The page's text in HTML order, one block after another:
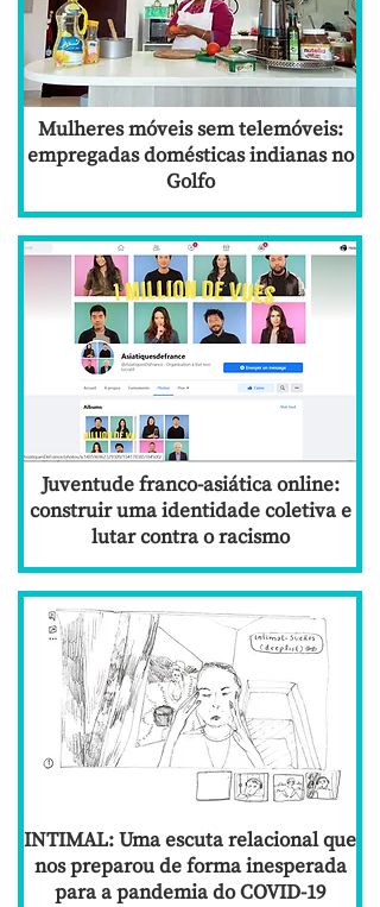
Mulheres móveis sem telemóveis:
empregadas domésticas indianas no
Golfo
Juventude franco-asiática online:
construir uma identidade coletiva e
lutar contra o racismo
INTIMAL: Uma escuta relacional que
nos preparou de forma inesperada
para a pandemia do COVID-19